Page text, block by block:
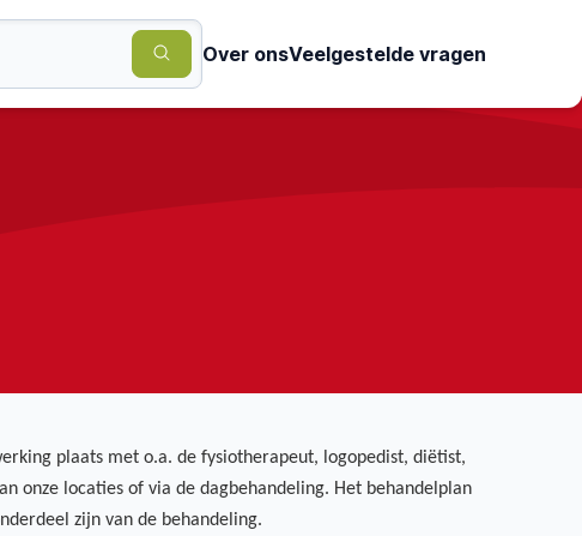
Over onsVeelgestelde vragen
plaats met o.a. de fysiotherapeut, logopedist, diëtist,
onze locaties of via de dagbehandeling. Het behandelplan
zijn van de behandeling.